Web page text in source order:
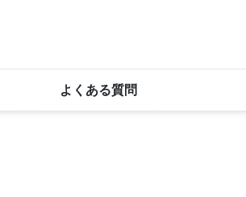
よくある質問